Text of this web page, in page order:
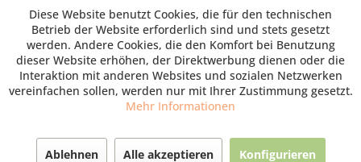
© Paul's Mühle | Inhaber: Christof Paul e.K. | Westring 2 |
45659 Recklinghausen
Fax: 02361 -28831 | E-Mail: info@pauls-muehle.de
Diese Website benutzt Cookies, die für den technischen
Betrieb der Website erforderlich sind und stets gesetzt
werden. Andere Cookies, die den Komfort bei Benutzung
dieser Website erhöhen, der Direktwerbung dienen oder die
Interaktion mit anderen Websites und sozialen Netzwerken
vereinfachen sollen, werden nur mit Ihrer Zustimmung gesetzt.
Mehr Informationen
Ablehnen Alle akzeptieren Konfigurieren